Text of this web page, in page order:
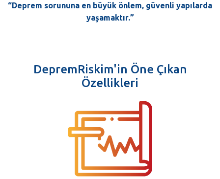
“Deprem sorununa en büyük önlem, güvenli yapılarda
yaşamaktır.”
DepremRiskim'in Öne Çıkan
Özellikleri